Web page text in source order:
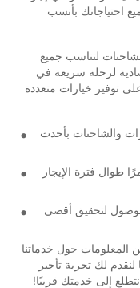
احتياجاتك بأنسب
لتناسب جميع
لرحلة سريعة في
توفير خيارات متعددة
والشاحنات بأحدث
طوال فترة الإيجار
لتحقيق أقصى
المعلومات حول خدماتنا
لك تجربة تأجير